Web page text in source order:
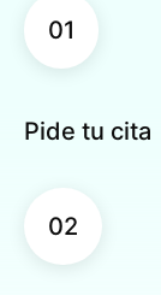
01
Pide tu cita
02